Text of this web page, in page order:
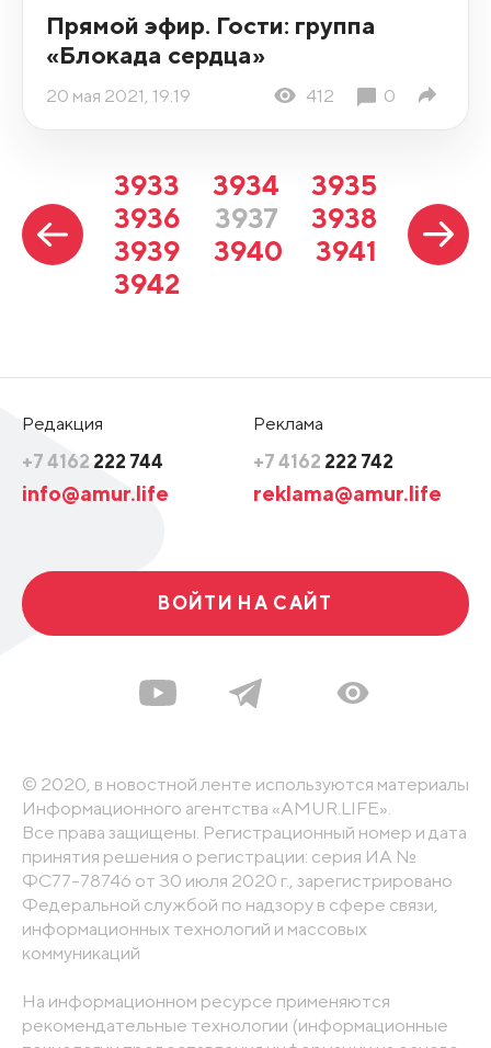
Прямой эфир. Гости: группа
«Блокада сердца»
20 мая 2021, 19:19 412 0
3933 3934
3935
3936
3937
3938
3939
3940
3941
3942
Редакция
+7 4162 222 744
info@amur.life
Реклама
+7 4162 222 742
reklama@amur.life
ВОЙТИ НА САЙТ
© 2020, в новостной ленте используются материалы
Информационного агентства «AMUR.LIFE».
Все права защищены. Регистрационный номер и дата
принятия решения о регистрации: серия ИА №
ФС77-78746 от 30 июля 2020 г., зарегистрировано
Федеральной службой по надзору в сфере связи,
информационных технологий и массовых
коммуникаций
На информационном ресурсе применяются
рекомендательные технологии (информационные